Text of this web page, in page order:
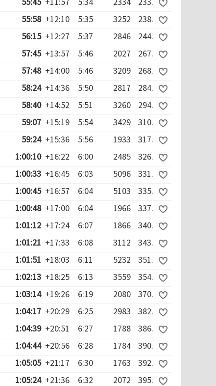
55:58 +12:10 5:35 3252
238.
56:15 +12:27 5:37 2846
244.
57:45 +13:57 5:46 2027
267.
57:48 +14:00 5:46 3209
268.
58:24 +14:36 5:50 2817
284.
58:40 +14:52 5:51 3260
294.
59:07 +15:19 5:54 3429
310.
59:24 +15:36 5:56 1933
317.
1:00:10 +16:22 6:00 2485
326.
1:00:33 +16:45 6:03 5096
331.
1:00:45 +16:57 6:04 5103
335.
1:00:48 +17:00 6:04 1966
337.
1:01:12 +17:24 6:07 1866
340.
1:01:21 +17:33 6:08 3112
343.
1:01:51 +18:03 6:11 5232
351.
1:02:13 +18:25 6:13 3559
354.
1:03:14 +19:26 6:19 2080
370.
1:04:17 +20:29 6:25 2983
382.
1:04:39 +20:51 6:27 1788
386.
1:04:44 +20:56 6:28 1784
390.
1:05:05 +21:17 6:30 1763
392.
1:05:24 +21:36 6:32 2072
395.